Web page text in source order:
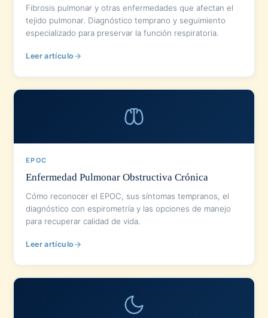
Fibrosis pulmonar y otras enfermedades que afectan el
tejido pulmonar. Diagnóstico temprano y seguimiento
especializado para preservar la función respiratoria.
Leer artículo
EPOC
Enfermedad Pulmonar Obstructiva Crónica
Cómo reconocer el EPOC, sus síntomas tempranos, el
diagnóstico con espirometría y las opciones de manejo
para recuperar calidad de vida.
Leer artículo